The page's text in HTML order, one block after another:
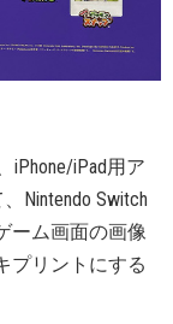
iPhone/iPad用ア
Nintendo Switch
ーム画面の画像
プリントにする